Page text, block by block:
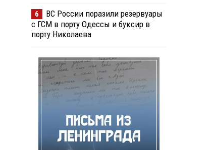
6
ВС России поразили резервуары
с ГСМ в порту Одессы и буксир в
порту Николаева